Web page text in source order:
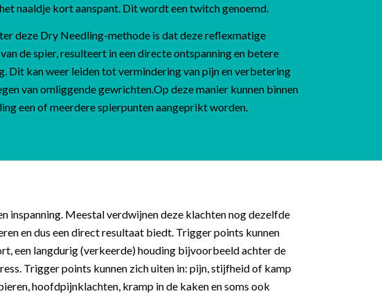
naaldje kort aanspant. Dit wordt een twitch genoemd.
deze Dry Needling-methode is dat deze reflexmatige
de spier, resulteert in een directe ontspanning en betere
Dit kan weer leiden tot vermindering van pijn en verbetering
van omliggende gewrichten.Op deze manier kunnen binnen
een of meerdere spierpunten aangeprikt worden.
inspanning. Meestal verdwijnen deze klachten nog dezelfde
en dus een direct resultaat biedt. Trigger points kunnen
een langdurig (verkeerde) houding bijvoorbeeld achter de
Trigger points kunnen zich uiten in: pijn, stijfheid of kamp
hoofdpijnklachten, kramp in de kaken en soms ook